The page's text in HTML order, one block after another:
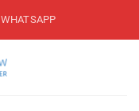
WHATSAPP